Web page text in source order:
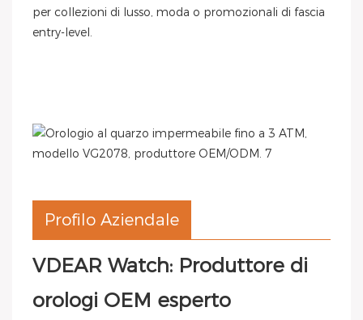
per collezioni di lusso, moda o promozionali di fascia
entry-level.
Profilo Aziendale
VDEAR Watch: Produttore di
orologi OEM esperto